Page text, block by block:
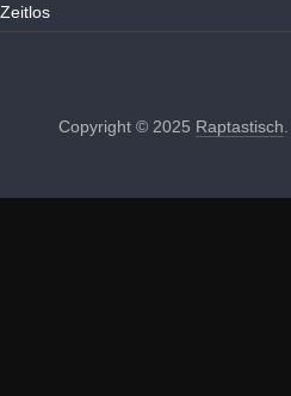
Zeitlos
Copyright © 2025 Raptastisch